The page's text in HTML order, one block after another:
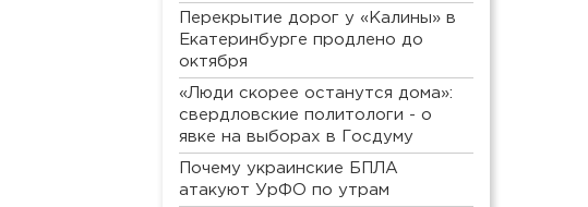
Перекрытие дорог у «Калины» в
Екатеринбурге продлено до
октября
«Люди скорее останутся дома»:
свердловские политологи - о
явке на выборах в Госдуму
Почему украинские БПЛА
атакуют УрФО по утрам